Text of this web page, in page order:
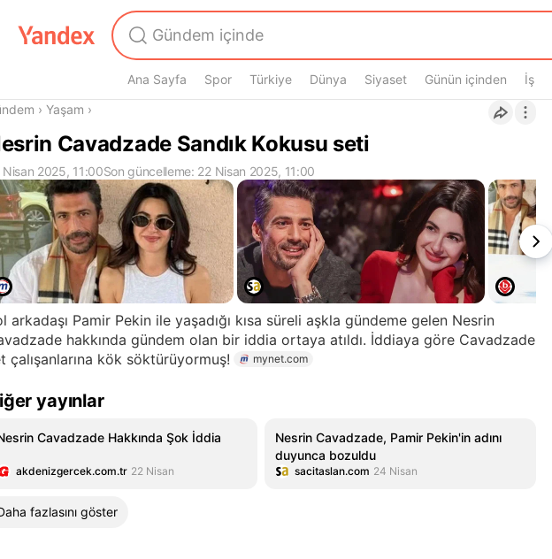
Ana Sayfa Spor Türkiye Dünya Siyaset Günün içinden İş
› Yaşam ›
Cavadzade Sandık Kokusu seti
Nisan 2025, 11:00Son güncelleme: 22 Nisan 2025, 11:00
arkadaşı Pamir Pekin ile yaşadığı kısa süreli aşkla gündeme gelen Nesrin
hakkında gündem olan bir iddia ortaya atıldı. İddiaya göre Cavadzade
çalışanlarına kök söktürüyormuş!
mynet.com
yayınlar
Cavadzade Hakkında Şok İddia
akdenizgercek.com.tr 22 Nisan
Nesrin Cavadzade, Pamir Pekin'in adını
duyunca bozuldu
sacitaslan.com 24 Nisan
fazlasını göster